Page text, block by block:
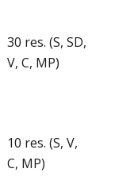
30 res. (S, SD,
V, C, MP)
10 res. (S, V,
C, MP)